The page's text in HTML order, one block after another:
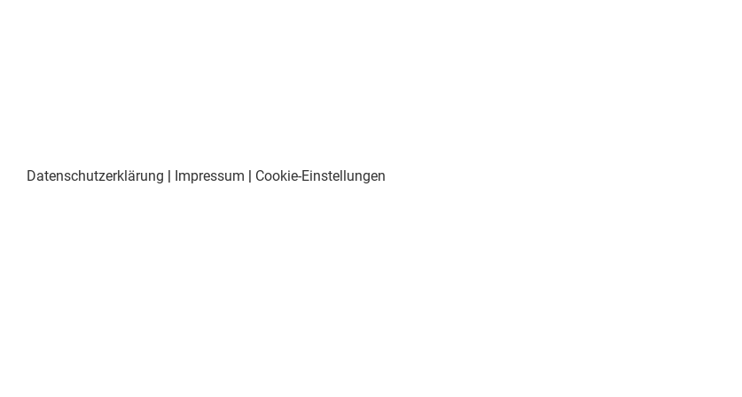
Datenschutzerklärung | Impressum | Cookie-Einstellungen